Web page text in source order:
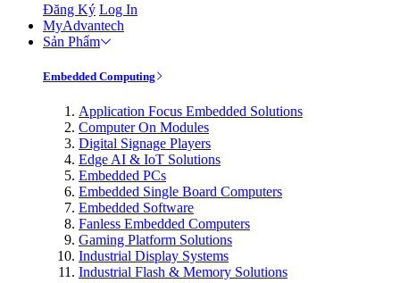
Đăng Ký Log In
MyAdvantech
Sản Phẩm
Embedded Computing
Application Focus Embedded Solutions
Computer On Modules
Digital Signage Players
Edge AI & IoT Solutions
Embedded PCs
Embedded Single Board Computers
Embedded Software
Fanless Embedded Computers
Gaming Platform Solutions
Industrial Display Systems
Industrial Flash & Memory Solutions